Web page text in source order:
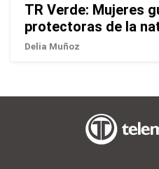
TR Verde: Mujeres
protectoras de la
Delia Muñoz